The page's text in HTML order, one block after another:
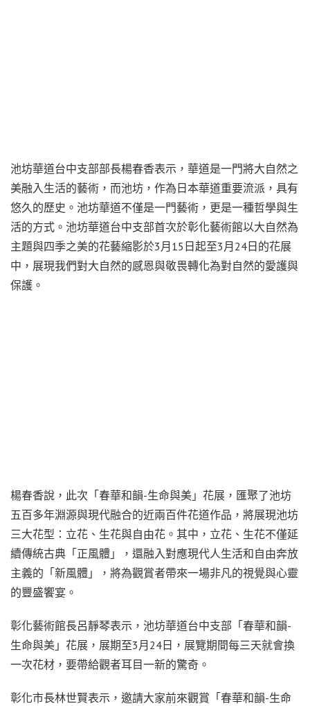
池坊華道台中支部部長楊春香表示，華道是一門將大自然之
美融入生活的藝術，而池坊，作為日本華道重要流派，具有
悠久的歷史。池坊華道不僅是一門藝術，更是一種哲學與生
活的方式。池坊華道台中支部首次於彰化藝術館以大自然為
主題與四季之美的花藝縮影於3月15日起至3月24日的花展
中，展現我們對大自然的感恩與敬畏轉化為對自然的愛護與
保護。
楊春香說，此次「春華和韻-生命與美」花展，匯聚了池坊
五百多年淵源與現代融合的近兩百件花道作品，將展現池坊
三大花型：立花、生花與自由花。其中，立花、生花不僅延
續傳統古典「正風體」，還融入對應現代人生活和自由奔放
主義的「新風體」，將為觀賞者帶來一場非凡的視覺與心靈
的豐盛饗宴。
彰化藝術館長呂靜琴表示，池坊華道台中支部「春華和韻-
生命與美」花展，展期至3月24日，展覽期間每三天就會換
一次花材，要帶給觀者耳目一新的驚奇。
彰化市長林世賢表示，邀請大家前來觀賞「春華和韻-生命